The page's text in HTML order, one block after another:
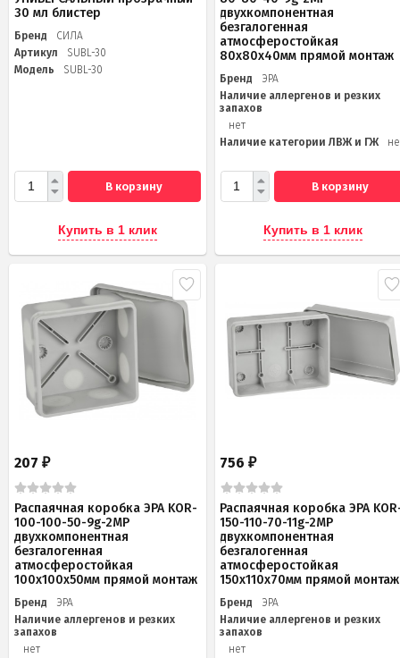
30 мл блистер
Бренд
СИЛА
Артикул
SUBL-30
Модель
SUBL-30
В корзину
Купить в 1 клик
двухкомпонентная
безгалогенная
атмосферостойкая
80х80х40мм прямой монтаж
Бренд
ЭРА
Наличие аллергенов и резких
запахов
нет
Наличие категории ЛВЖ и ГЖ
В корзину
Купить в 1 клик
207 ₽
Распаячная коробка ЭРА KOR-
100-100-50-9g-2MP
двухкомпонентная
безгалогенная
атмосферостойкая
100х100х50мм прямой монтаж
Бренд
ЭРА
Наличие аллергенов и резких
запахов
нет
756₽
Распаячная коробка ЭРА
150-110-70-11g-2MP
двухкомпонентная
безгалогенная
атмосферостойкая
150х110х70мм прямой монтаж
Бренд
ЭРА
Наличие аллергенов и резких
запахов
нет